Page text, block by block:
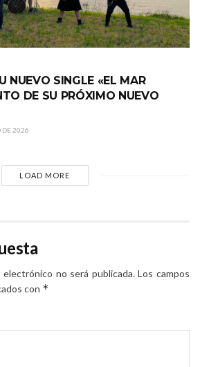
NUEVO SINGLE «EL MAR
DE SU PRÓXIMO NUEVO
DE 2026
LOAD MORE
no será publicada. Los campos
con *